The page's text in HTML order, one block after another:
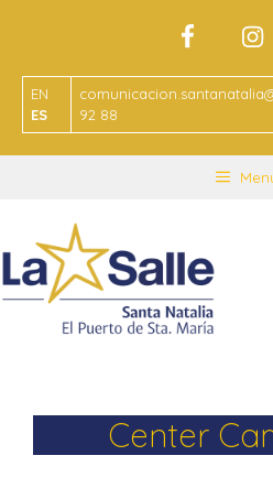
EN
ES
92 88
Center